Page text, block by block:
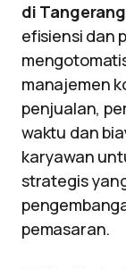
di
efisiensi dan
manajemen
penjualan,
waktu dan
karyawan
strategis
pemasaran.